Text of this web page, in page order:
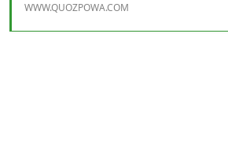
WWW.QUOZPOWA.COM